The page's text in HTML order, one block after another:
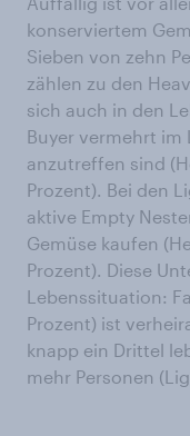
konserviertem
Sieben von zehn
zählen zu den
sich auch in den
Buyer vermehrt im
anzutreffen sind
Prozent). Bei den
aktive Empty
Gemüse kaufen
Prozent). Diese
Lebenssituation:
Prozent) ist
knapp ein Drittel
mehr Personen